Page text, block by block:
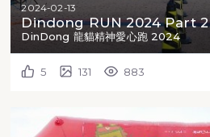
2024-02-13
Dindong RUN 2024 Part 2
DinDong 龍貓精神愛心跑 2024
5 131 883